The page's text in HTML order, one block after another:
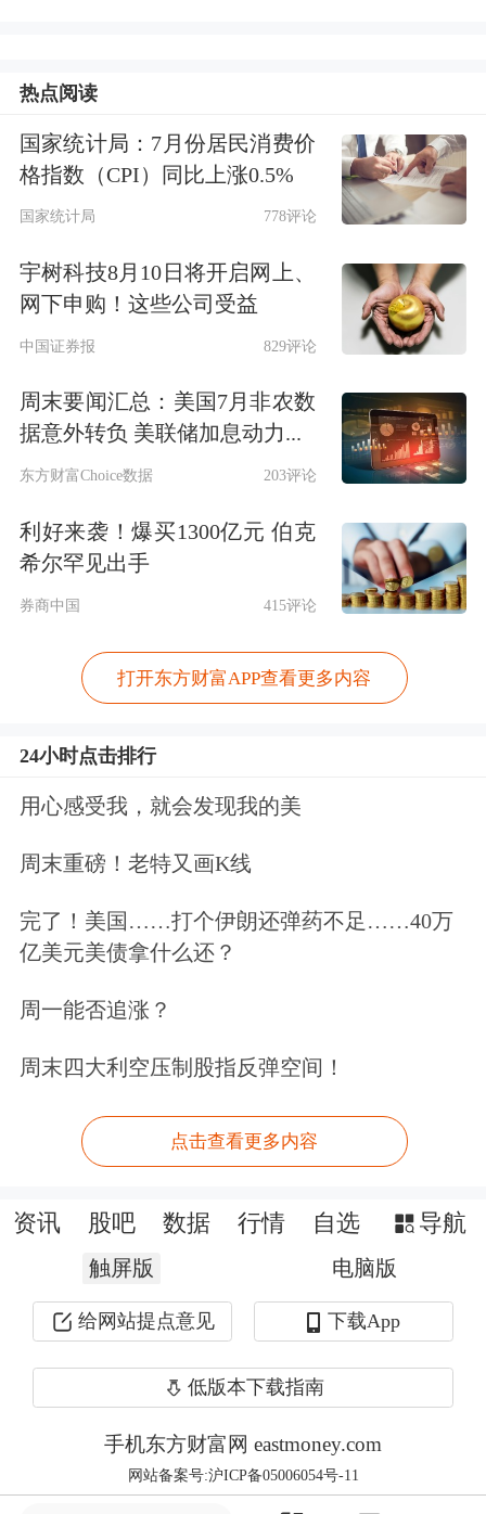
期同样不足50毫米。此外，丰水期降水
的年际波动幅度显著大于平水期与枯水
期，这意味着从长期维度看，川滇硅能
期，恰恰也是降水稳定性弱、波动风险
较高的时段。
基于以上背景，本文的分析将从两个层
次展开：其一，厘清川滇地区降水、发
电量与工业硅及多晶硅产量之间的统计
关联，明确降水波动对产业的实际影响
权重；其二，结合2026年厄尔尼诺已发
生的现状，将厄尔尼诺作为外生变量纳
入分析，探讨其通过影响降水量对产业
链可能造成的潜在扰动。
川滇降水量、发电量、产量具有联动关
系。基于四川、云南月度降水与水电发
电量的回归分析结果显示：四川降水与
发电量的边际影响系数为1.22，即降水
量每增加1毫米，月度发电量相应增加
1.22亿千瓦时；云南的这一系数为
量与发电量之间存在较强的线性对应关
系。其中四川的系数略高，反映出其水
电装机对径流变化的响应更为直接。
从发电量到工业硅、多晶硅的产量，同
样可观察到显著的统计关联。相关性检
验结果显示：四川工业硅产量与水电发
电量的相关系数达0.79，多晶硅为
0.56；云南工业硅为0.68，多晶硅为
0.64。两种产品与发电量均呈正向关
联，且相关性较高，这表明发电量的丰
热点阅读
国家统计局：7月份居民消费价
格指数（CPI）同比上涨0.5%
国家统计局 778评论
宇树科技8月10日将开启网上、
网下申购！这些公司受益
中国证券报 829评论
周末要闻汇总：美国7月非农数
据意外转负 美联储加息动力...
东方财富Choice数据 203评论
利好来袭！爆买1300亿元 伯克
希尔罕见出手
券商中国 415评论
打开东方财富APP查看更多内容
24小时点击排行
用心感受我，就会发现我的美
周末重磅！老特又画K线
完了！美国……打个伊朗还弹药不足……40万
亿美元美债拿什么还？
周一能否追涨？
周末四大利空压制股指反弹空间！
点击查看更多内容
资讯 股吧 数据 行情 自选 导航
触屏版 电脑版
给网站提点意见 下载App
低版本下载指南
手机东方财富网 eastmoney.com
网站备案号:沪ICP备05006054号-11